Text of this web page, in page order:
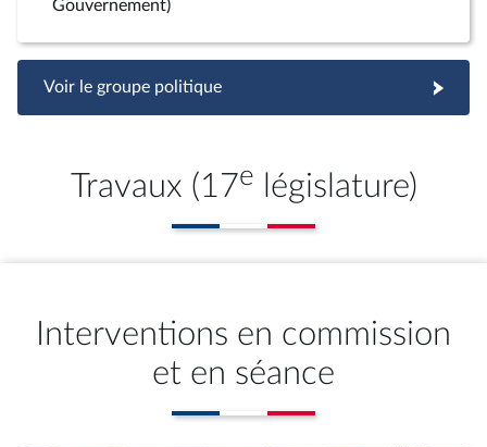
Gouvernement)
Voir le groupe politique
Travaux (17e législature)
Interventions en commission
et en séance